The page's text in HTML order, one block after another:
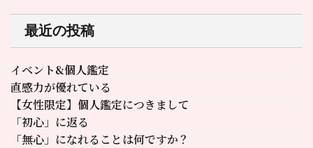
最近の投稿
イベント&個人鑑定
直感力が優れている
【女性限定】個人鑑定につきまして
「初心」に返る
「無心」になれることは何ですか？